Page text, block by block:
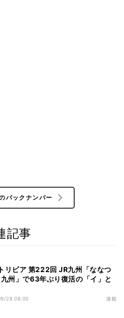
バックナンバー
記事
リビア 第222回 JR九州「ななつ
州」で63年ぶり復活の「イ」と
28 08:00 連載